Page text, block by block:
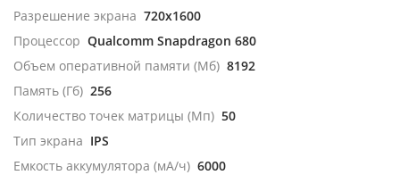
Разрешение экрана 720x1600
Процессор Qualcomm Snapdragon 680
Объем оперативной памяти (Мб) 8192
Память (Гб) 256
Количество точек матрицы (Мп) 50
Тип экрана IPS
Емкость аккумулятора (мА/ч) 6000